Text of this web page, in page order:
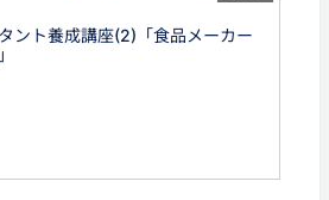
ント養成講座(2)「食品メーカー